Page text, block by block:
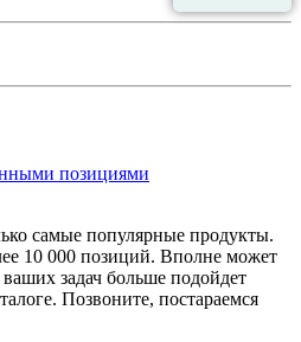
позициями
самые популярные продукты.
10 000 позиций. Вполне может
задач больше подойдет
Позвоните, постараемся